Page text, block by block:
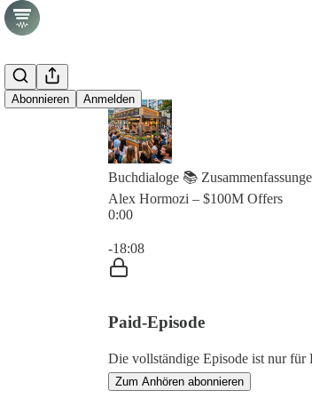
Abonnieren Anmelden
Buchdialoge 📚
Alex Hormozi – $100M Offers
0:00
-18:08
Paid-Episode
Die vollständige Episode ist nur für
Zum Anhören abonnieren